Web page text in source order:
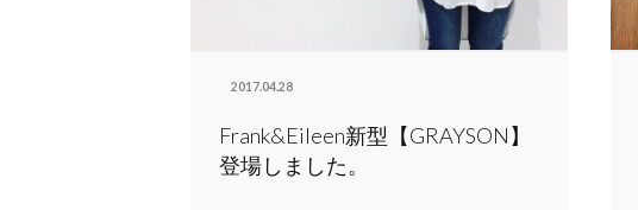
2017.04.28
Frank&Eileen新型【GRAYSON】
登場しました。